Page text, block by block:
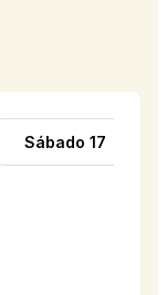
Sábado 17